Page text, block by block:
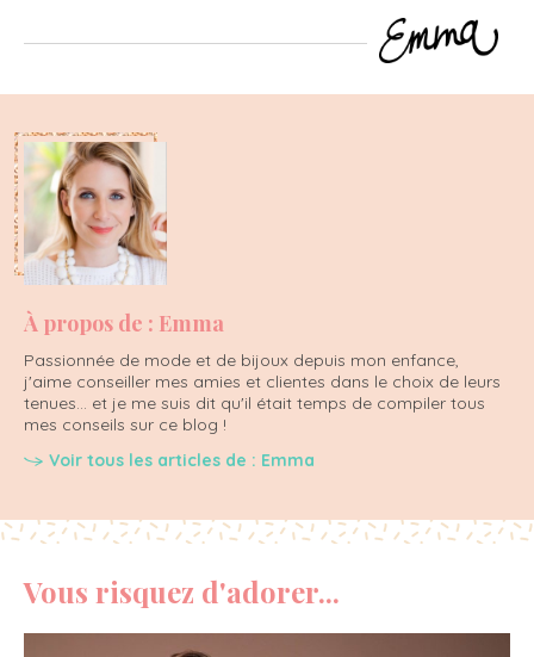
À propos de : Emma
Passionnée de mode et de bijoux depuis mon enfance,
j'aime conseiller mes amies et clientes dans le choix de leurs
tenues... et je me suis dit qu'il était temps de compiler tous
mes conseils sur ce blog !
Voir tous les articles de : Emma
Vous risquez d'adorer...